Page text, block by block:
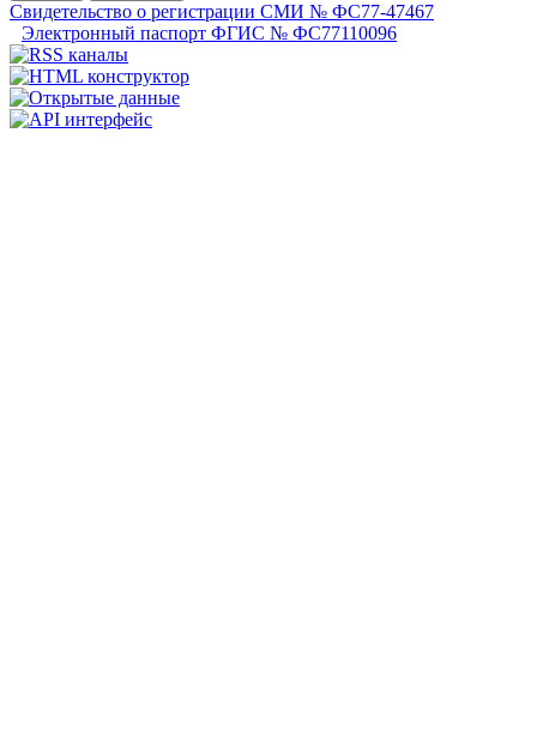
Свидетельство о регистрации СМИ № ФС77-47467
Электронный паспорт ФГИС № ФС77110096